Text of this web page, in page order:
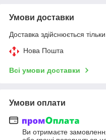
Умови доставки
Доставка здійснюється
Нова Пошта
Всі умови доставки
Умови оплати
Ви отримаєте